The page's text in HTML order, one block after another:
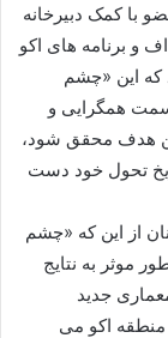
با کمک دبیرخانه
و برنامه های اکو
که این «چشم
سمت همگرایی و
هدف محقق شود،
تحول خود دست
از این که «چشم
موثر به نتایج
جدید
اکو می